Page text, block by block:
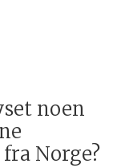
noen
Norge?